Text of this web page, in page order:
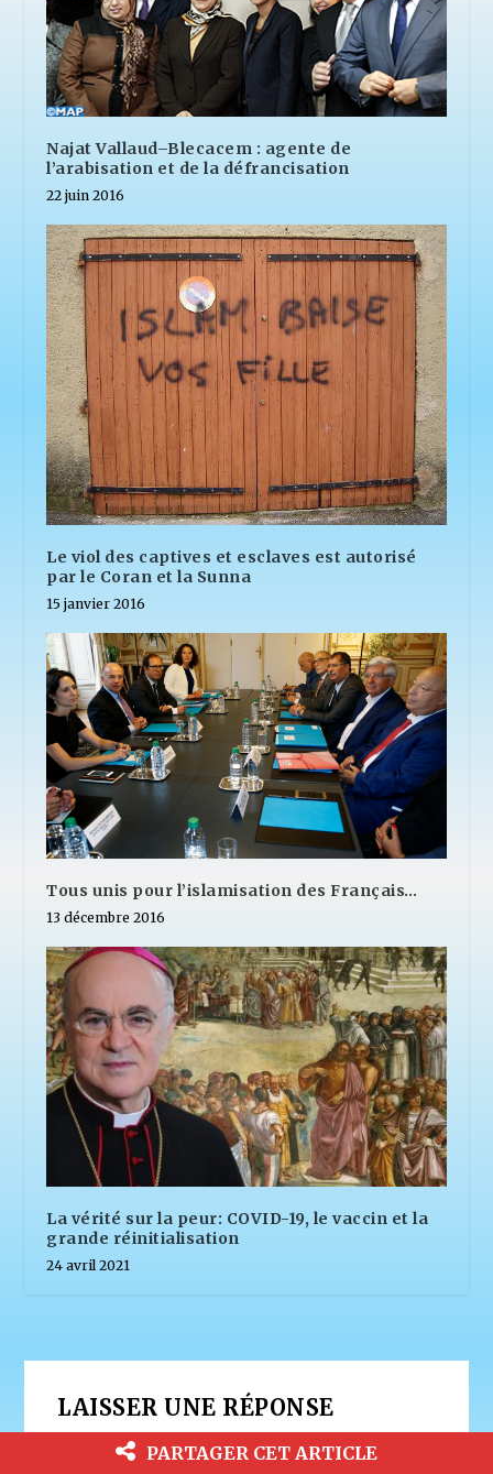
Najat Vallaud–Blecacem : agente de
l’arabisation et de la défrancisation
22 juin 2016
Le viol des captives et esclaves est autorisé
par le Coran et la Sunna
15 janvier 2016
Tous unis pour l’islamisation des Français…
13 décembre 2016
La vérité sur la peur: COVID-19, le vaccin et la
grande réinitialisation
24 avril 2021
LAISSER UNE RÉPONSE
Votre adresse e-mail ne sera pas publiée.
Les champs obligatoires sont indiqués avec
PARTAGER CET ARTICLE